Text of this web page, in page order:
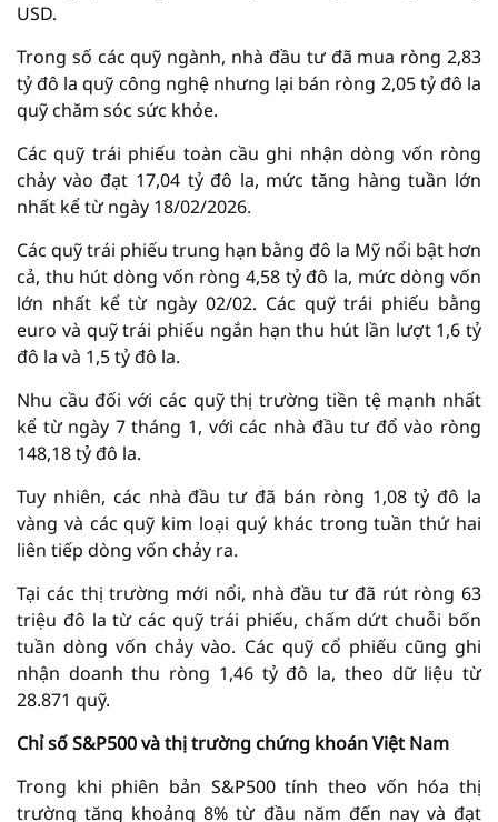
USD.
Trong số các quỹ ngành, nhà đầu tư đã mua ròng 2,83
tỷ đô la quỹ công nghệ nhưng lại bán ròng 2,05 tỷ đô la
quỹ chăm sóc sức khỏe.
Các quỹ trái phiếu toàn cầu ghi nhận dòng vốn ròng
chảy vào đạt 17,04 tỷ đô la, mức tăng hàng tuần lớn
nhất kể từ ngày 18/02/2026.
Các quỹ trái phiếu trung hạn bằng đô la Mỹ nổi bật hơn
cả, thu hút dòng vốn ròng 4,58 tỷ đô la, mức dòng vốn
lớn nhất kể từ ngày 02/02. Các quỹ trái phiếu bằng
euro và quỹ trái phiếu ngắn hạn thu hút lần lượt 1,6 tỷ
đô la và 1,5 tỷ đô la.
Nhu cầu đối với các quỹ thị trường tiền tệ mạnh nhất
kể từ ngày 7 tháng 1, với các nhà đầu tư đổ vào ròng
148,18 tỷ đô la.
Tuy nhiên, các nhà đầu tư đã bán ròng 1,08 tỷ đô la
vàng và các quỹ kim loại quý khác trong tuần thứ hai
liên tiếp dòng vốn chảy ra.
Tại các thị trường mới nổi, nhà đầu tư đã rút ròng 63
triệu đô la từ các quỹ trái phiếu, chấm dứt chuỗi bốn
tuần dòng vốn chảy vào. Các quỹ cổ phiếu cũng ghi
nhận doanh thu ròng 1,46 tỷ đô la, theo dữ liệu từ
28.871 quỹ.
Chỉ số S&P500 và thị trường chứng khoán Việt Nam
Trong khi phiên bản S&P500 tính theo vốn hóa thị
trường tăng khoảng 8% từ đầu năm đến nay và đạt